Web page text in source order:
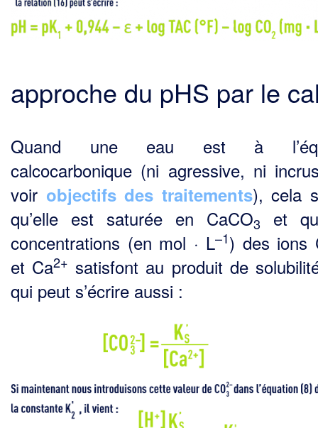
approche du pHS par le
Quand une eau est à
calcocarbonique (ni agressive, ni
voir objectifs des traitements), cela
qu’elle est saturée en CaCO3
et
concentrations (en mol · L–1) des ions
et Ca2+ satisfont au pro­duit de
qui peut s’écrire aussi :